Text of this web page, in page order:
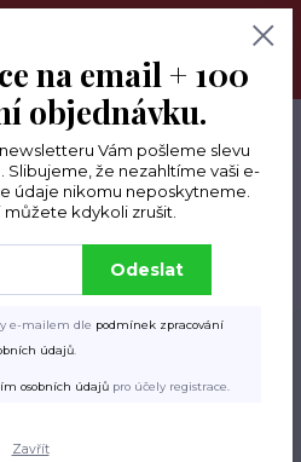
stroje jedou naplno :-)
nebo nám zavolejte, rádi Vám
Menu
CZK
Džínová bunda - černá s výšivkou
- černá s
na email + 100
objednávku.
Vám pošleme slevu
Slibujeme, že nezahltíme vaši e-
údaje nikomu neposkytneme.
můžete kdykoli zrušit.
Odeslat
e-mailem dle podmínek zpracování
údajů.
osobních údajů pro účely registrace.
Zavřít